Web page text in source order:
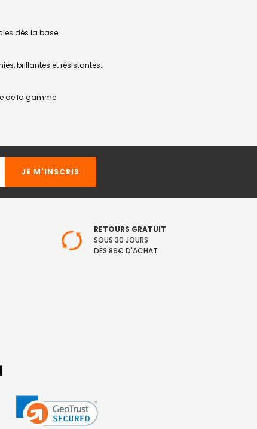
dès la base.
brillantes et résistantes.
de la gamme
RETOURS GRATUIT
SOUS 30 JOURS
DÈS 89€ D'ACHAT